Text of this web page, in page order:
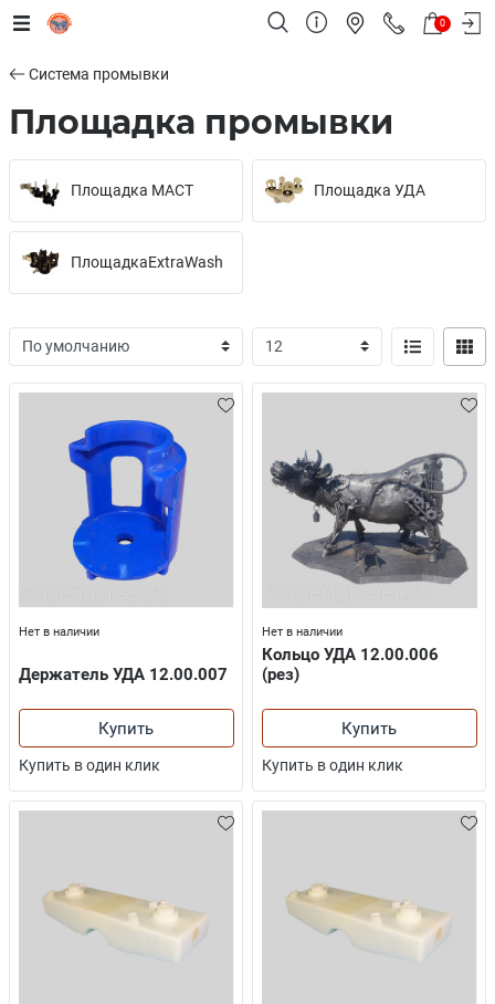
0
Система промывки
Площадка промывки
Площадка МАСТ Площадка УДА
ПлощадкаExtraWash
Нет в наличии
Держатель УДА 12.00.007
Купить
Купить в один клик
Нет в наличии
Кольцо УДА 12.00.006
(рез)
Купить
Купить в один клик